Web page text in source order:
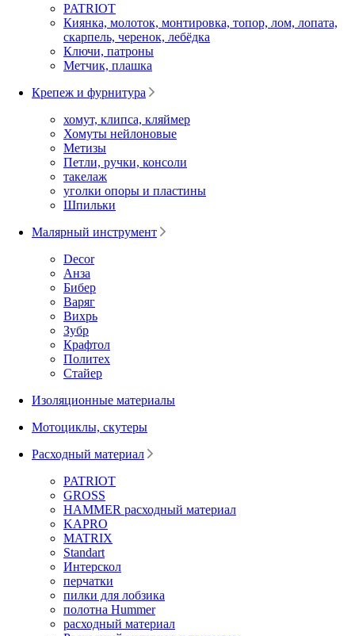
PATRIOT
Киянка, молоток, монтировка, топор, лом, лопата,
скарпель, черенок, лебёдка
Ключи, патроны
Метчик, плашка
Крепеж и фурнитура
хомут, клипса, кляймер
Хомуты нейлоновые
Метизы
Петли, ручки, консоли
такелаж
уголки опоры и пластины
Шпильки
Малярный инструмент
Decor
Анза
Бибер
Варяг
Вихрь
Зубр
Крафтол
Политех
Стайер
Изоляционные материалы
Мотоциклы, скутеры
Расходный материал
PATRIOT
GROSS
HAMMER расходный материал
KAPRO
MATRIX
Standart
Интерскол
перчатки
пилки для лобзика
полотна Hummer
расходный материал